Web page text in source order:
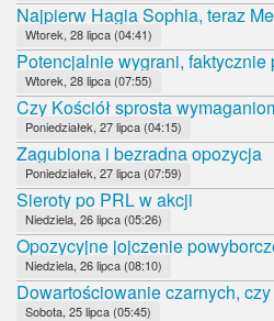
Najpierw Hagia Sophia, teraz
Wtorek, 28 lipca (04:41)
Potencjalnie wygrani, faktycznie
Wtorek, 28 lipca (07:55)
Czy Kościół sprosta
Poniedziałek, 27 lipca (04:15)
Zagubiona i bezradna opozycja
Poniedziałek, 27 lipca (07:59)
Sieroty po PRL w akcji
Niedziela, 26 lipca (05:26)
Opozycyjne jojczenie
Niedziela, 26 lipca (08:10)
Dowartościowanie czarnych,
Sobota, 25 lipca (05:45)